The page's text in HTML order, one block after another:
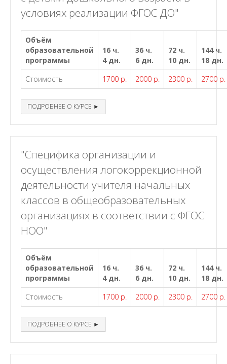
условиях реализации ФГОС ДО"
Объём
образовательной
программы
16 ч.
4 дн.
36 ч.
6 дн.
72 ч.
10 дн.
144 ч.
18 дн.
Стоимость
1700 р. 2000 р. 2300 р. 2700 р.
ПОДРОБНЕЕ О КУРСЕ ►
"Специфика организации и
осуществления логокоррекционной
деятельности учителя начальных
классов в общеобразовательных
организациях в соответствии с ФГОС
НОО"
Объём
образовательной
программы
16 ч.
4 дн.
36 ч.
6 дн.
72 ч.
10 дн.
144 ч.
18 дн.
Стоимость
1700 р. 2000 р. 2300 р. 2700 р.
ПОДРОБНЕЕ О КУРСЕ ►